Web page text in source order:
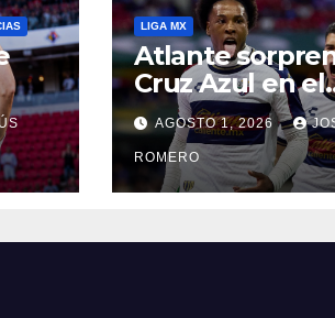
LIGA MX
Atlante
Cruz Azul en el
Banorte
AGOSTO 1, 2026
ROMERO